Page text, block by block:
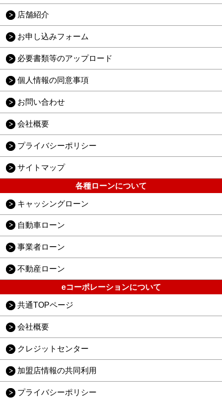
店舗紹介
お申し込みフォーム
必要書類等のアップロード
個人情報の同意事項
お問い合わせ
会社概要
プライバシーポリシー
サイトマップ
各種ローンについて
キャッシングローン
自動車ローン
事業者ローン
不動産ローン
eコーポレーションについて
共通TOPページ
会社概要
クレジットセンター
加盟店情報の共同利用
プライバシーポリシー